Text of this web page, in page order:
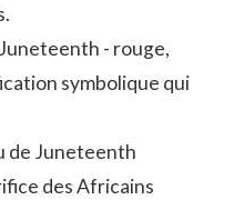
- rouge,
symbolique qui
de Juneteenth
des Africains